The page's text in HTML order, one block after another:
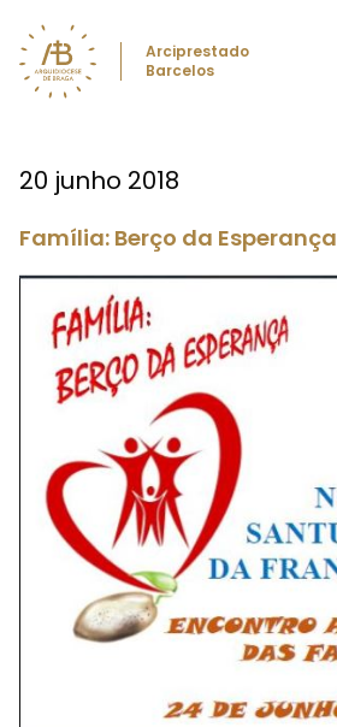
Arciprestado
Barcelos
20 junho 2018
Família: Berço da Esperança